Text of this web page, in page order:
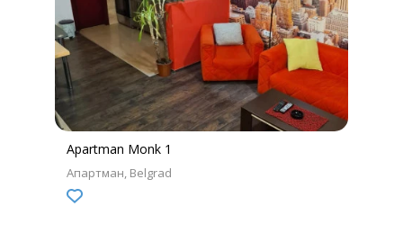
Apartman Monk 1
Апартман Belgrad